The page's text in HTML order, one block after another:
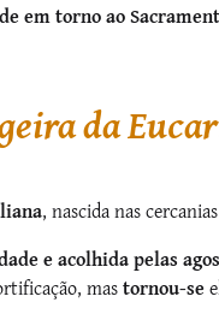
em torno ao
da
, nascida nas
e acolhida pelas
mastornou-se